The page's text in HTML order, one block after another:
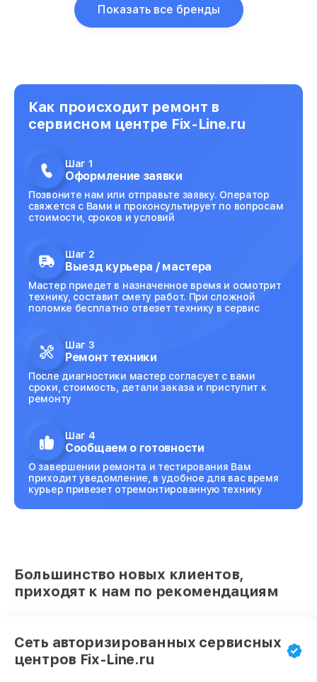
Показать все бренды
Как происходит ремонт в
сервисном центре Fix-Line.ru
Шаг 1
Оформление заявки
Позвоните нам или отправьте заявку. Оператор
свяжется с Вами и проконсультирует по вопросам
стоимости, сроков и условий
Шаг 2
Выезд курьера / мастера
Мастер приедет в назначенное время и осмотрит
технику, составит смету работ. При сложной
поломке бесплатно отвезет технику в сервис
Шаг 3
Ремонт техники
После диагностики мастер согласует с вами
сроки, стоимость, детали заказа и приступит к
ремонту
Шаг 4
Сообщаем о готовности
О завершении ремонта и тестирования Вам
приходит уведомление, в удобное для вас время
курьер привезет отремонтированную технику
Большинство новых клиентов,
приходят к нам по рекомендациям
Сеть авторизированных сервисных
центров Fix-Line.ru